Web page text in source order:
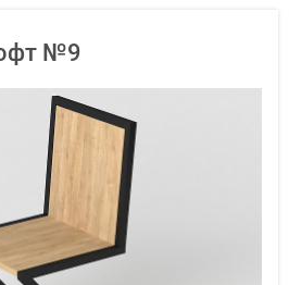
№9